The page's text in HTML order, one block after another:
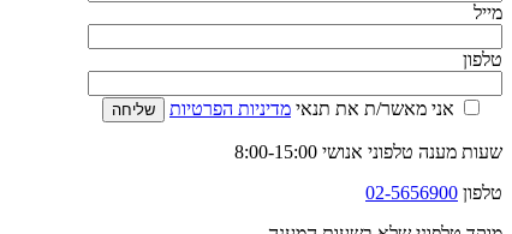
מייל
טלפון
אני מאשר/ת את תנאי מדיניות הפרטיות
שעות מענה טלפוני אנושי 8:00-15:00
טלפון 02-5656900